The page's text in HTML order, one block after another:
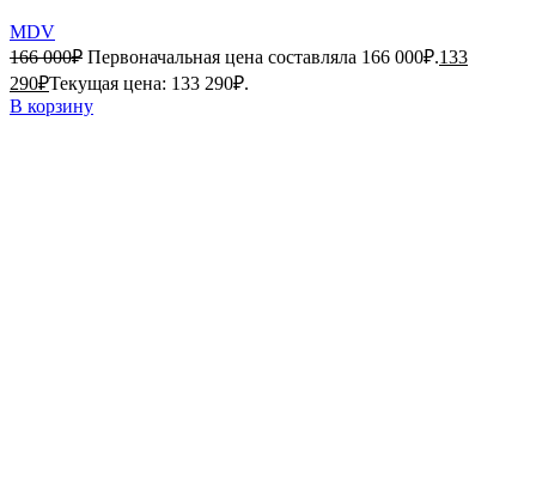
MDV
166 000₽ Первоначальная цена составляла 166 000₽.133
290₽Текущая цена: 133 290₽.
В корзину